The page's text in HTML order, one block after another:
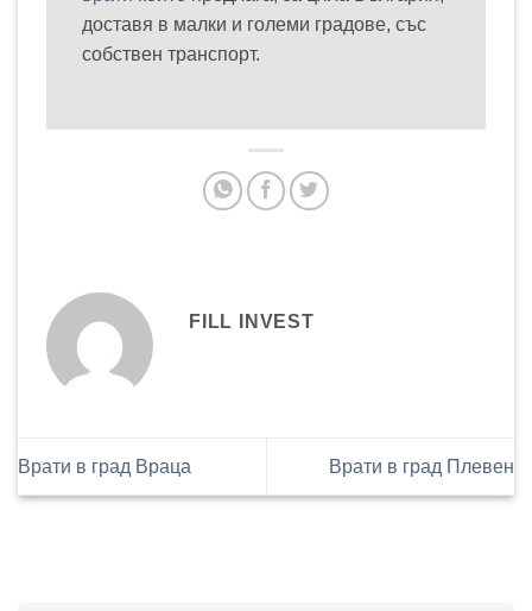
доставя в малки и големи градове, със
собствен транспорт.
FILL INVEST
Врати в град Враца Врати в град Плевен